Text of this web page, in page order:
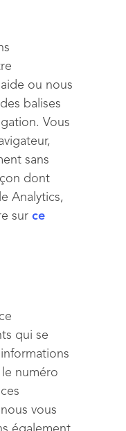
ou nous
balises
Vous
sans
dont
Analytics,
sur ce
qui se
numéro
vous